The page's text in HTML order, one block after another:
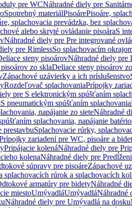
pre WCNáhradné diely pre
Spotrebný materiálPisoárePisoáre,
splachovacia prevádzka, bez
alebo skryté ovládanie pisoáraS
Náhradné diely pre Pre integrované
pre RimlessSo splachovacím
steny pisoárovNáhradné diely pre
zo sklaDeliace steny pisoárov
Zápachové uzávierky a ich príslušenstvo
Rozdeľovač splachovaniaPrípojky
pre S elektronickým spúšťaním
S pneumatickým spúšťaním splachovania
napájanie zo sieteNáhradné
splachovania, napájanie
prestavbuSplachovacie rúrky,
zariadení pre WC, pisoáre a
Pripájacie kolenáNáhradné diely pre
kolenaNáhradné diely pre
súpravy pre pisoáreZápachové
splachovacích rúrok a splachovacích
armatúry pre bidetyNáhradné
miestoUmývadláUmývadláNáhradné
Náhradné diely pre Umývadlá na dosku